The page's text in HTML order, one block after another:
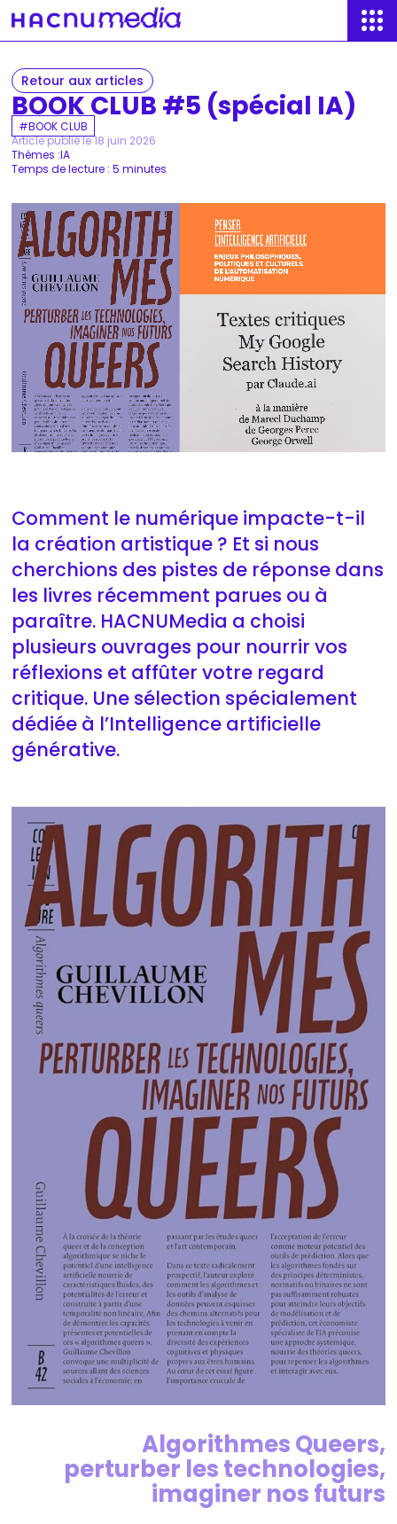
Retour aux articles
BOOK CLUB #5 (spécial IA)
BOOK CLUB
Article publié le 18 juin 2026
Thèmes :IA
Temps de lecture : 5 minutes
Comment le numérique impacte-t-il
la création artistique ? Et si nous
cherchions des pistes de réponse dans
les livres récemment parues ou à
paraître. HACNUMedia a choisi
plusieurs ouvrages pour nourrir vos
réflexions et affûter votre regard
critique. Une sélection spécialement
dédiée à l’Intelligence artificielle
générative.
Algorithmes Queers,
perturber les technologies,
imaginer nos futurs